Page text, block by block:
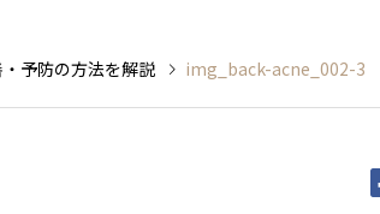
予防の方法を解説 img_back-acne_002-3